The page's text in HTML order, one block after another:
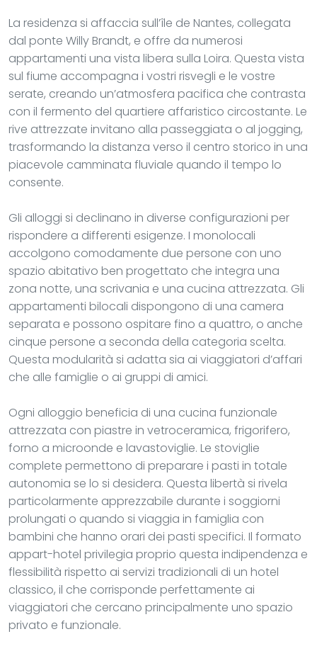
La residenza si affaccia sull’île de Nantes, collegata
dal ponte Willy Brandt, e offre da numerosi
appartamenti una vista libera sulla Loira. Questa vista
sul fiume accompagna i vostri risvegli e le vostre
serate, creando un’atmosfera pacifica che contrasta
con il fermento del quartiere affaristico circostante. Le
rive attrezzate invitano alla passeggiata o al jogging,
trasformando la distanza verso il centro storico in una
piacevole camminata fluviale quando il tempo lo
consente.
Gli alloggi si declinano in diverse configurazioni per
rispondere a differenti esigenze. I monolocali
accolgono comodamente due persone con uno
spazio abitativo ben progettato che integra una
zona notte, una scrivania e una cucina attrezzata. Gli
appartamenti bilocali dispongono di una camera
separata e possono ospitare fino a quattro, o anche
cinque persone a seconda della categoria scelta.
Questa modularità si adatta sia ai viaggiatori d’affari
che alle famiglie o ai gruppi di amici.
Ogni alloggio beneficia di una cucina funzionale
attrezzata con piastre in vetroceramica, frigorifero,
forno a microonde e lavastoviglie. Le stoviglie
complete permettono di preparare i pasti in totale
autonomia se lo si desidera. Questa libertà si rivela
particolarmente apprezzabile durante i soggiorni
prolungati o quando si viaggia in famiglia con
bambini che hanno orari dei pasti specifici. Il formato
appart-hotel privilegia proprio questa indipendenza e
flessibilità rispetto ai servizi tradizionali di un hotel
classico, il che corrisponde perfettamente ai
viaggiatori che cercano principalmente uno spazio
privato e funzionale.